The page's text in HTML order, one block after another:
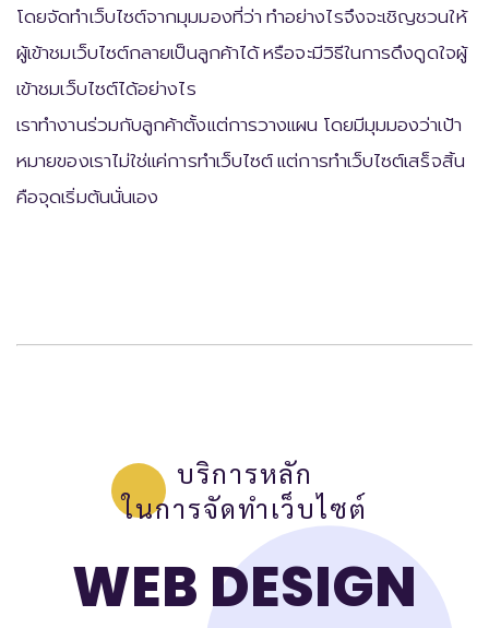
โดยจัดทำเว็บไซต์จากมุมมองที่ว่า ทำอย่างไรจึงจะเชิญชวนให้
ผู้เข้าชมเว็บไซต์กลายเป็นลูกค้าได้ หรือจะมีวิธีในการดึงดูดใจผู้
เข้าชมเว็บไซต์ได้อย่างไร
เราทำงานร่วมกับลูกค้าตั้งแต่การวางแผน โดยมีมุมมองว่าเป้า
หมายของเราไม่ใช่แค่การทำเว็บไซต์ แต่การทำเว็บไซต์เสร็จสิ้น
คือจุดเริ่มต้นนั่นเอง
บริการหลัก
ในการจัดทำเว็บไซต์
WEB DESIGN